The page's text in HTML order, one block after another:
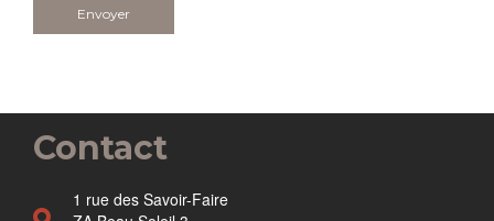
Contact
1 rue des Savoir-Faire